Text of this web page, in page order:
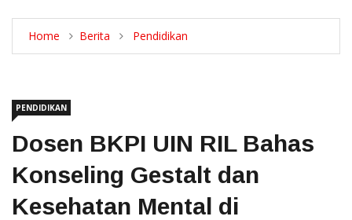
Home Berita Pendidikan
PENDIDIKAN
Dosen BKPI UIN RIL Bahas
Konseling Gestalt dan
Kesehatan Mental di